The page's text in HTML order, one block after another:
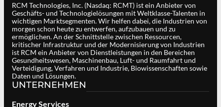
RCM Technologies, Inc. (Nasdaq: RCMT) ist ein Anbieter von
Geschäfts- und Technologielösungen mit Weltklasse-Talenten in
wichtigen Marktsegmenten. Wir helfen dabei, die Industrien von
morgen schon heute zu entwerfen, aufzubauen und zu
ermöglichen. An der Schnittstelle zwischen Ressourcen,
kritischer Infrastruktur und der Modernisierung von Industrien
ist RCM ein Anbieter von Dienstleistungen in den Bereichen
Gesundheitswesen, Maschinenbau, Luft- und Raumfahrt und
Verteidigung, Verfahren und Industrie, Biowissenschaften sowie
Daten und Lösungen.
UNTERNEHMEN
Energy Services